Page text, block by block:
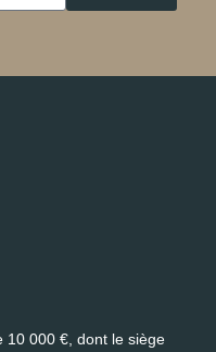
10 000 €, dont le siège